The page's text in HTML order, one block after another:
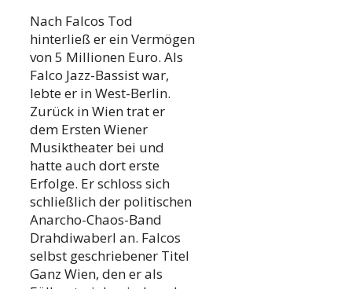
Nach Falcos Tod
hinterließ er ein Vermögen
von 5 Millionen Euro. Als
Falco Jazz-Bassist war,
lebte er in West-Berlin.
Zurück in Wien trat er
dem Ersten Wiener
Musiktheater bei und
hatte auch dort erste
Erfolge. Er schloss sich
schließlich der politischen
Anarcho-Chaos-Band
Drahdiwaberl an. Falcos
selbst geschriebener Titel
Ganz Wien, den er als